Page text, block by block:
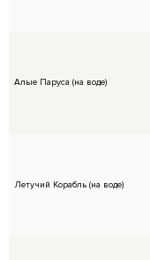
договором
причинен по
аренды, а так